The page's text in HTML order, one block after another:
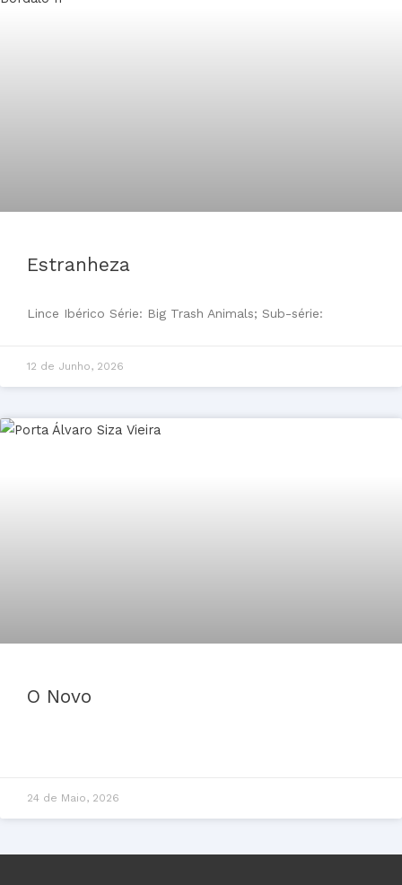
Estranheza
Lince Ibérico Série: Big Trash Animals; Sub-série:
12 de Junho, 2026
O Novo
24 de Maio, 2026